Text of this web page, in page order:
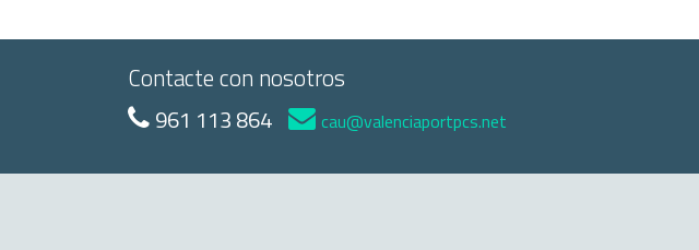
Contacte con nosotros
961 113 864 cau@valenciaportpcs.net